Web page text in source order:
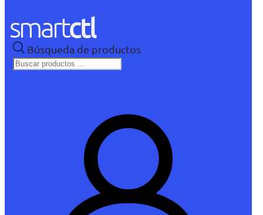
Búsqueda de productos